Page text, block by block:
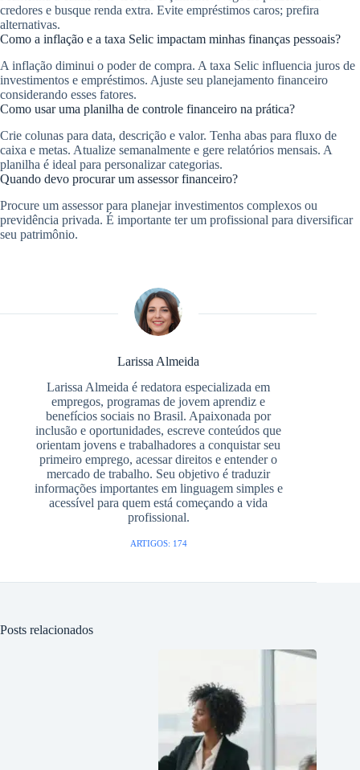
credores e busque renda extra. Evite empréstimos caros; prefira
alternativas.
Como a inflação e a taxa Selic impactam minhas finanças pessoais?
A inflação diminui o poder de compra. A taxa Selic influencia juros de
investimentos e empréstimos. Ajuste seu planejamento financeiro
considerando esses fatores.
Como usar uma planilha de controle financeiro na prática?
Crie colunas para data, descrição e valor. Tenha abas para fluxo de
caixa e metas. Atualize semanalmente e gere relatórios mensais. A
planilha é ideal para personalizar categorias.
Quando devo procurar um assessor financeiro?
Procure um assessor para planejar investimentos complexos ou
previdência privada. É importante ter um profissional para diversificar
seu patrimônio.
Larissa Almeida
Larissa Almeida é redatora especializada em
empregos, programas de jovem aprendiz e
benefícios sociais no Brasil. Apaixonada por
inclusão e oportunidades, escreve conteúdos que
orientam jovens e trabalhadores a conquistar seu
primeiro emprego, acessar direitos e entender o
mercado de trabalho. Seu objetivo é traduzir
informações importantes em linguagem simples e
acessível para quem está começando a vida
profissional.
ARTIGOS: 174
Posts relacionados